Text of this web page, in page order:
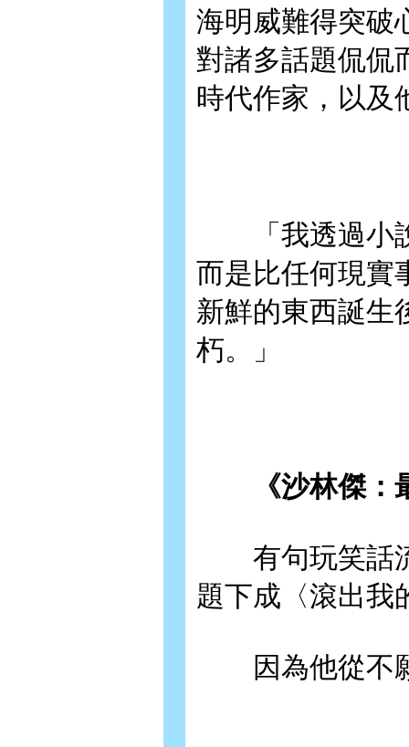
海明威難得突破
對諸多話題侃侃
時代作家，以
「我透過小說
而是比任何現實
新鮮的東西誕生
朽。」
《沙林傑：
有句玩笑話流
題下成〈滾出我
因為他從不